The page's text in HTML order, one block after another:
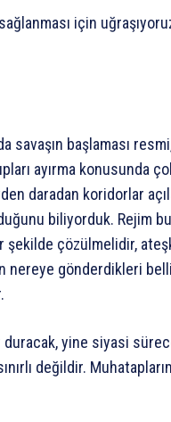
için
savaşın başlaması
ayırma konusunda
daradan koridorlar
biliyorduk. Rejim
şekilde çözülmelidir,
nereye gönderdikleri belli
duracak, yine siyasi
değildir.